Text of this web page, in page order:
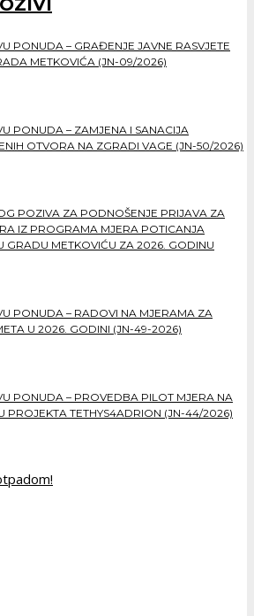
PONUDA – GRAĐENJE JAVNE RASVJETE
METKOVIĆA (JN-09/2026)
PONUDA – ZAMJENA I SANACIJA
OTVORA NA ZGRADI VAGE (JN-50/2026)
POZIVA ZA PODNOŠENJE PRIJAVA ZA
IZ PROGRAMA MJERA POTICANJA
GRADU METKOVIĆU ZA 2026. GODINU
PONUDA – RADOVI NA MJERAMA ZA
U 2026. GODINI (JN-49-2026)
PONUDA – PROVEDBA PILOT MJERA NA
PROJEKTA TETHYS4ADRION (JN-44/2026)